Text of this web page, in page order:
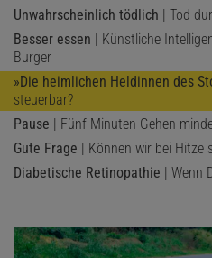
Unwahrscheinlich tödlich | Tod
Besser essen | Künstliche
Burger
»Die heimlichen Heldinnen des
steuerbar?
Pause | Fünf Minuten Gehen
Gute Frage | Können wir bei Hitze
Diabetische Retinopathie | Wenn